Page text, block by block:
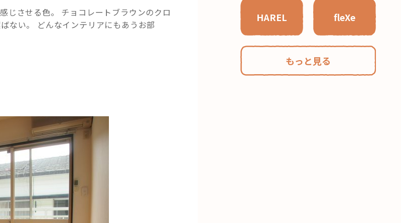
HAREL fleXe
もっと見る
じさせる色。 チョコレートブラウンのクロ
ない。 どんなインテリアにもあうお部